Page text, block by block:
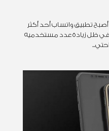
تطبيق واتساب أحد أكثر
ظل زيادة عدد مستخدميه